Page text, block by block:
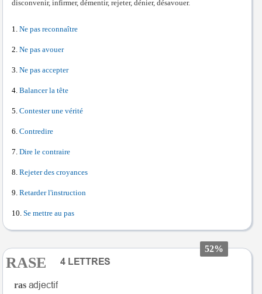
disconvenir, infirmer, démentir, rejeter, dénier, désavouer.
Ne pas reconnaître
Ne pas avouer
Ne pas accepter
Balancer la tête
Contester une vérité
Contredire
Dire le contraire
Rejeter des croyances
Retarder l'instruction
Se mettre au pas
52%
RASE
ras